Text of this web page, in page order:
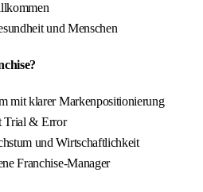
und Menschen
mit klarer Markenpositionierung
Trial & Error
und Wirtschaftlichkeit
Franchise-Manager